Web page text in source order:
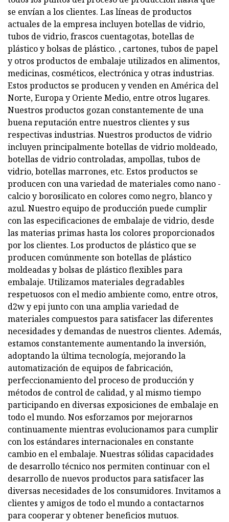
se envían a los clientes. Las líneas de productos
actuales de la empresa incluyen botellas de vidrio,
tubos de vidrio, frascos cuentagotas, botellas de
plástico y bolsas de plástico. , cartones, tubos de papel
y otros productos de embalaje utilizados en alimentos,
medicinas, cosméticos, electrónica y otras industrias.
Estos productos se producen y venden en América del
Norte, Europa y Oriente Medio, entre otros lugares.
Nuestros productos gozan constantemente de una
buena reputación entre nuestros clientes y sus
respectivas industrias. Nuestros productos de vidrio
incluyen principalmente botellas de vidrio moldeado,
botellas de vidrio controladas, ampollas, tubos de
vidrio, botellas marrones, etc. Estos productos se
producen con una variedad de materiales como nano -
calcio y borosilicato en colores como negro, blanco y
azul. Nuestro equipo de producción puede cumplir
con las especificaciones de embalaje de vidrio, desde
las materias primas hasta los colores proporcionados
por los clientes. Los productos de plástico que se
producen comúnmente son botellas de plástico
moldeadas y bolsas de plástico flexibles para
embalaje. Utilizamos materiales degradables
respetuosos con el medio ambiente como, entre otros,
d2w y epi junto con una amplia variedad de
materiales compuestos para satisfacer las diferentes
necesidades y demandas de nuestros clientes. Además,
estamos constantemente aumentando la inversión,
adoptando la última tecnología, mejorando la
automatización de equipos de fabricación,
perfeccionamiento del proceso de producción y
métodos de control de calidad, y al mismo tiempo
participando en diversas exposiciones de embalaje en
todo el mundo. Nos esforzamos por mejorarnos
continuamente mientras evolucionamos para cumplir
con los estándares internacionales en constante
cambio en el embalaje. Nuestras sólidas capacidades
de desarrollo técnico nos permiten continuar con el
desarrollo de nuevos productos para satisfacer las
diversas necesidades de los consumidores. Invitamos a
clientes y amigos de todo el mundo a contactarnos
para cooperar y obtener beneficios mutuos.